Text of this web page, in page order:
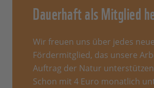
Dauerhaft als Mitglied
Wir freuen uns über jedes neue
Fördermitglied, das unsere
Auftrag der Natur
Schon mit 4 Euro monatlich